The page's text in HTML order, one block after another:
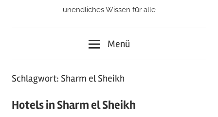
unendliches Wissen für alle
Menü
Schlagwort: Sharm el Sheikh
Hotels in Sharm el Sheikh